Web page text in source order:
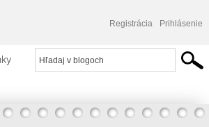
Registrácia Prihlásenie